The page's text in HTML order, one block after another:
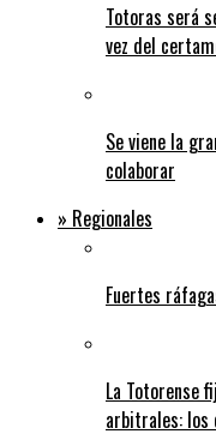
Totoras será
vez del
Se viene la
colaborar
» Regionales
Fuertes
La Totorense
arbitrales: los